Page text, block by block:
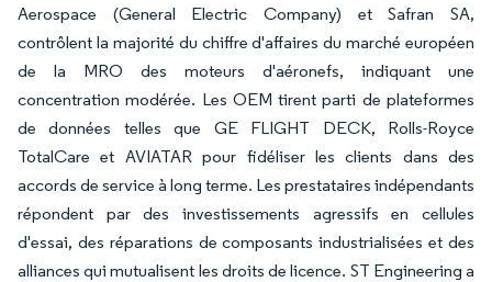
Aerospace (General Electric Company) et Safran SA,
contrôlent la majorité du chiffre d'affaires du marché européen
de la MRO des moteurs d'aéronefs, indiquant une
concentration modérée. Les OEM tirent parti de plateformes
de données telles que GE FLIGHT DECK, Rolls-Royce
TotalCare et AVIATAR pour fidéliser les clients dans des
accords de service à long terme. Les prestataires indépendants
répondent par des investissements agressifs en cellules
d'essai, des réparations de composants industrialisées et des
alliances qui mutualisent les droits de licence. ST Engineering a